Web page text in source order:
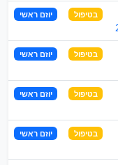
בטיפול יוזם ראשי
בטיפול יוזם ראשי
בטיפול יוזם ראשי
בטיפול יוזם ראשי